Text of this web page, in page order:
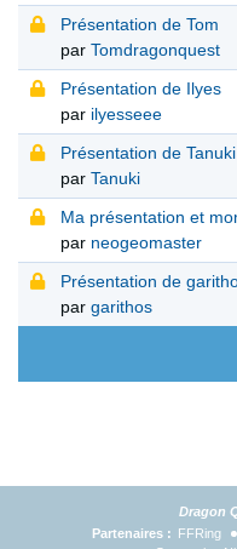
Présentation de Tom
par Tomdragonquest
Présentation de Ilyes
par ilyesseee
Présentation de Tanuki
par Tanuki
Ma présentation et
par neogeomaster
Présentation de
par garithos
Dragon
Partenaires : FFRing